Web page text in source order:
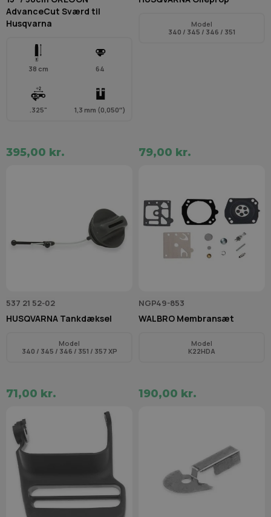
AdvanceCut Sværd til
Husqvarna
38 cm 64
.325" 1,3 mm (0,050″)
395,00 kr.
Model
340 / 345 / 346 / 351
79,00 kr.
537 21 52‑02
HUSQVARNA Tankdæksel
Model
340 / 345 / 346 / 351 / 357 XP
71,00 kr.
NGP49-853
WALBRO Membransæt
Model
K22HDA
190,00 kr.